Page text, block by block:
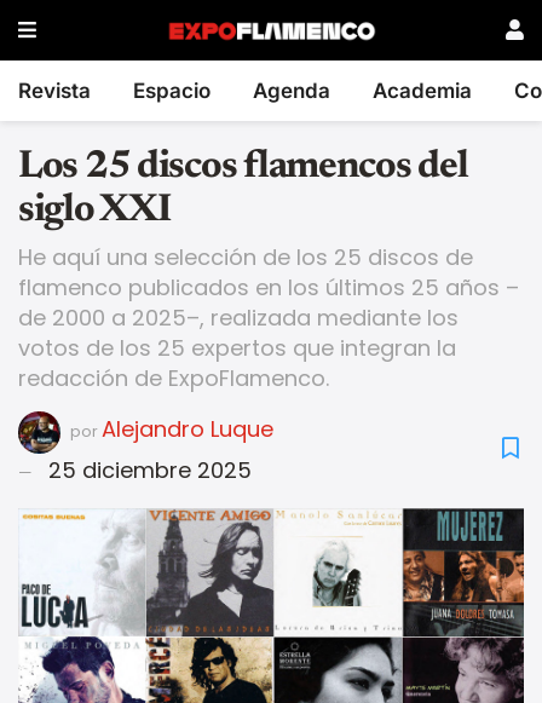
Revista Espacio Agenda Academia
Los 25 discos flamencos del
siglo XXI
He aquí una selección de los 25 discos de
flamenco publicados en los últimos 25 años –
de 2000 a 2025–, realizada mediante los
votos de los 25 expertos que integran la
redacción de ExpoFlamenco.
porAlejandro Luque
25 diciembre 2025